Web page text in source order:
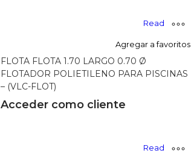
Read
more
FLOTA FLOTA 1.70 LARGO 0.70 Ø
FLOTADOR POLIETILENO PARA PISCINAS
– (VLC-FLOT)
Acceder como cliente
Read
Agregar a favoritos